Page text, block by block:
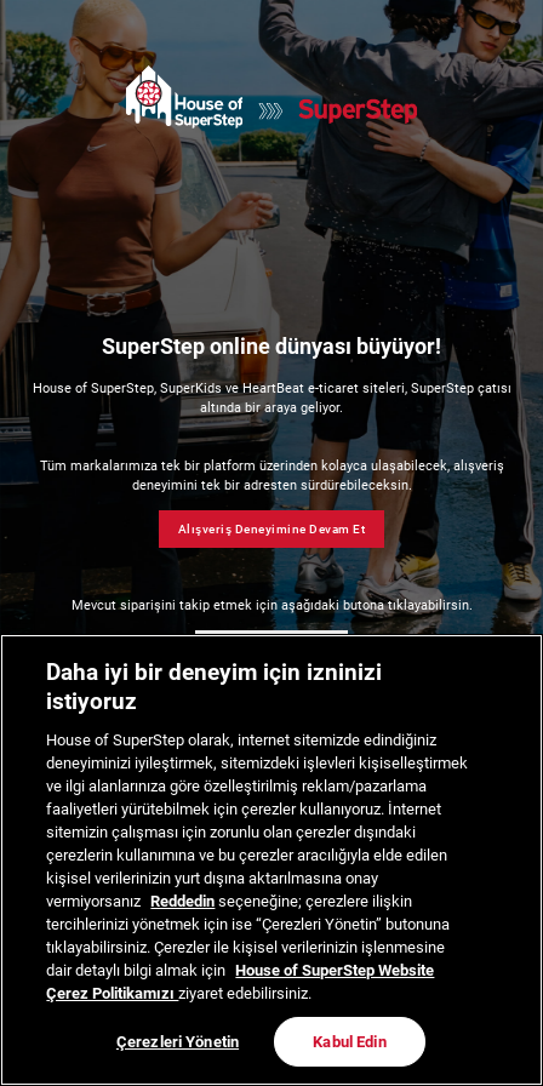
SuperStep online dünyası büyüyor!
House of SuperStep, SuperKids ve HeartBeat e-ticaret siteleri, SuperStep çatısı
altında bir araya geliyor.
Tüm markalarımıza tek bir platform üzerinden kolayca ulaşabilecek, alışveriş
deneyimini tek bir adresten sürdürebileceksin.
Alışveriş Deneyimine Devam Et
Mevcut siparişini takip etmek için aşağıdaki butona tıklayabilirsin.
Daha iyi bir deneyim için izninizi
istiyoruz
House of SuperStep olarak, internet sitemizde edindiğiniz
deneyiminizi iyileştirmek, sitemizdeki işlevleri kişiselleştirmek
ve ilgi alanlarınıza göre özelleştirilmiş reklam/pazarlama
faaliyetleri yürütebilmek için çerezler kullanıyoruz. İnternet
sitemizin çalışması için zorunlu olan çerezler dışındaki
çerezlerin kullanımına ve bu çerezler aracılığıyla elde edilen
kişisel verilerinizin yurt dışına aktarılmasına onay
vermiyorsanız Reddedin seçeneğine; çerezlere ilişkin
tercihlerinizi yönetmek için ise “Çerezleri Yönetin” butonuna
tıklayabilirsiniz. Çerezler ile kişisel verilerinizin işlenmesine
dair detaylı bilgi almak için House of SuperStep Website
Çerez Politikamızıziyaret edebilirsiniz.
Çerezleri Yönetin Kabul Edin